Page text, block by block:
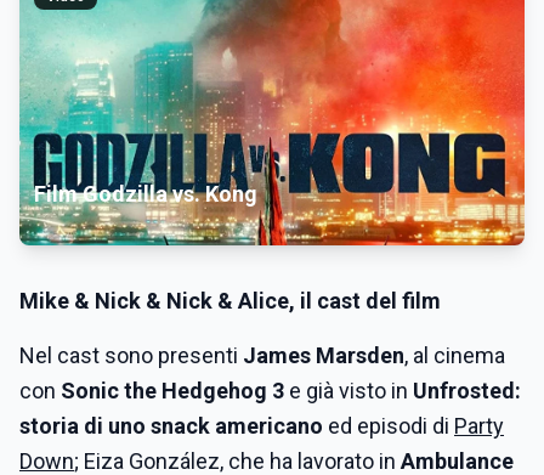
Film Godzilla vs. Kong
Mike & Nick & Nick & Alice, il cast del film
Nel cast sono presenti James Marsden, al cinema
con Sonic the Hedgehog 3 e già visto in Unfrosted:
storia di uno snack americano ed episodi di Party
Down; Eiza González, che ha lavorato in Ambulance